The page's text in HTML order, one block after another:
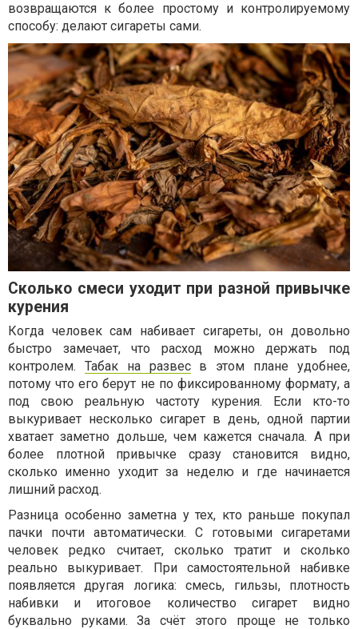
возвращаются к более простому и контролируемому
способу: делают сигареты сами.
Сколько смеси уходит при разной привычке
курения
Когда человек сам набивает сигареты, он довольно
быстро замечает, что расход можно держать под
контролем. Табак на развесв этом плане удобнее,
потому что его берут не по фиксированному формату, а
под свою реальную частоту курения. Если кто-то
выкуривает несколько сигарет в день, одной партии
хватает заметно дольше, чем кажется сначала. А при
более плотной привычке сразу становится видно,
сколько именно уходит за неделю и где начинается
лишний расход.
Разница особенно заметна у тех, кто раньше покупал
пачки почти автоматически. С готовыми сигаретами
человек редко считает, сколько тратит и сколько
реально выкуривает. При самостоятельной набивке
появляется другая логика: смесь, гильзы, плотность
набивки и итоговое количество сигарет видно
буквально руками. За счёт этого проще не только